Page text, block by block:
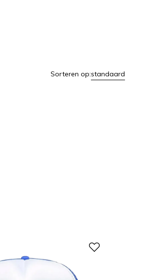
Sorteren op:standaard